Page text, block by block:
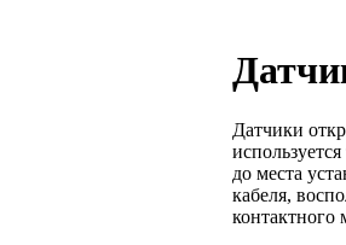
Датчики
до места
кабеля,
контактного